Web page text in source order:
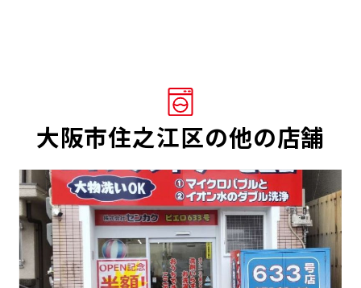
大阪市住之江区の他の店舗